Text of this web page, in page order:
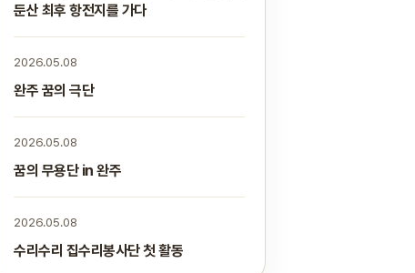
둔산 최후 항전지를 가다
2026.05.08
완주 꿈의 극단
2026.05.08
꿈의 무용단 in 완주
2026.05.08
수리수리 집수리봉사단 첫 활동